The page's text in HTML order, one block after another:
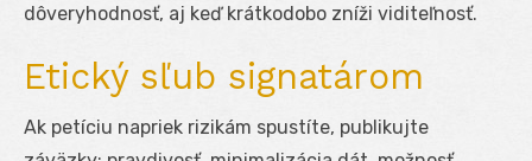
dôveryhodnosť, aj keď krátkodobo zníži viditeľnosť.
Etický sľub signatárom
Ak petíciu napriek rizikám spustíte, publikujte